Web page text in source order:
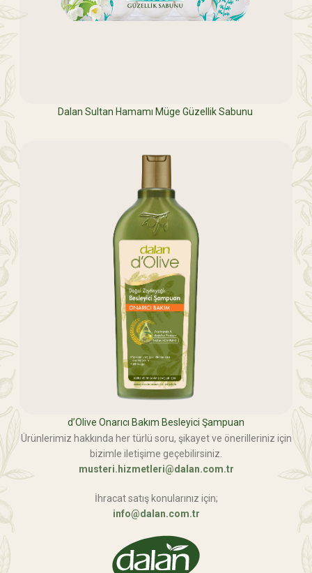
Dalan Sultan Hamamı Müge Güzellik Sabunu
d’Olive Onarıcı Bakım Besleyici Şampuan
Ürünlerimiz hakkında her türlü soru, şikayet ve önerilleriniz için
bizimle iletişime geçebilirsiniz.
musteri.hizmetleri@dalan.com.tr
İhracat satış konularınız için;
info@dalan.com.tr